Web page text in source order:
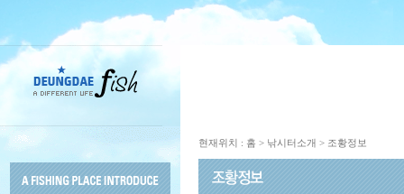
현재위치 : 홈 > 낚시터소개 > 조황정보